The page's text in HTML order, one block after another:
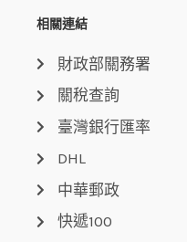
相關連結
財政部關務署
關稅查詢
臺灣銀行匯率
DHL
中華郵政
快遞100